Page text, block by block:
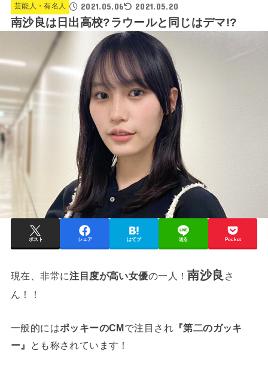
芸能人・有名人 2021.05.06 2021.05.20
南沙良は日出高校?ラウールと同じはデマ!?
ポスト シェア はてブ 送る Pocket
現在、非常に注目度が高い女優の一人！ 南沙良 さ
ん！！
一般的にはポッキーのCMで注目され『第二のガッキ
ー』
とも称されています！